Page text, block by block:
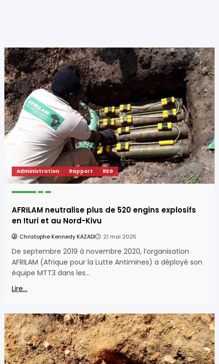
Administration Rapport REG
AFRILAM neutralise plus de 520 engins explosifs
en Ituri et au Nord-Kivu
Christophe Kennedy KAZADI 21 mai 2025
De septembre 2019 à novembre 2020, l’organisation
AFRILAM (Afrique pour la Lutte Antimines) a déployé son
équipe MTT3 dans les…
Lire...